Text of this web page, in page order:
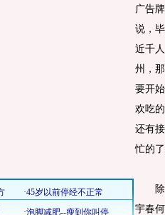
广告
说，
近千
州，
要开
欢吃
还有
忙的
除
宇春